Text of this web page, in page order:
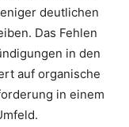
deutlichen
Das Fehlen
in den
auf organische
in einem